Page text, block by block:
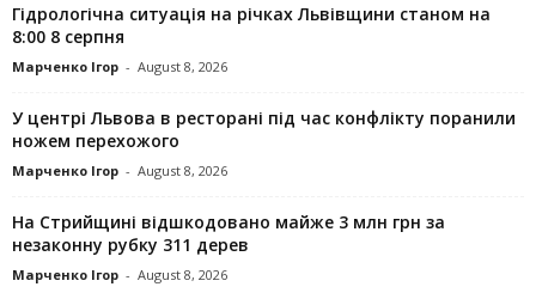
Гідрологічна ситуація на річках Львівщини станом на
8:00 8 серпня
Марченко Ігор - August 8, 2026
У центрі Львова в ресторані під час конфлікту поранили
ножем перехожого
Марченко Ігор - August 8, 2026
На Стрийщині відшкодовано майже 3 млн грн за
незаконну рубку 311 дерев
Марченко Ігор - August 8, 2026